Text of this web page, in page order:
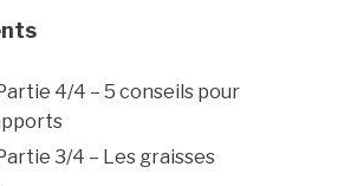
4/4 – 5 conseils pour
3/4 – Les graisses